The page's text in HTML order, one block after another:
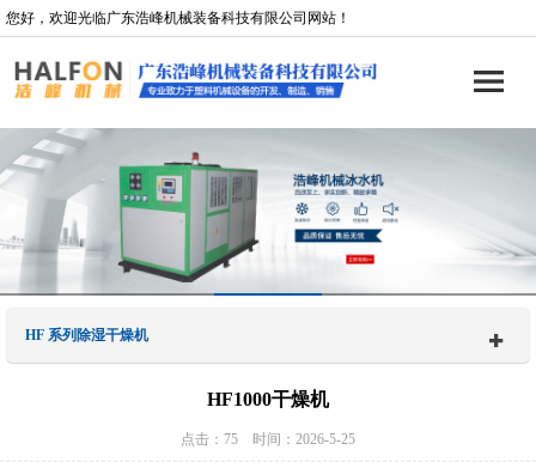
您好，欢迎光临广东浩峰机械装备科技有限公司网站！
HF 系列除湿干燥机
HF1000干燥机
点击：75 时间：2026-5-25